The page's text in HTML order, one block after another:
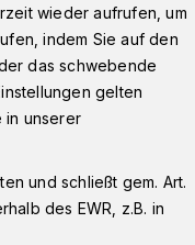
wieder aufrufen, um
indem Sie auf den
das schwebende
gelten
in unserer
und schließt gem. Art.
des EWR, z.B. in